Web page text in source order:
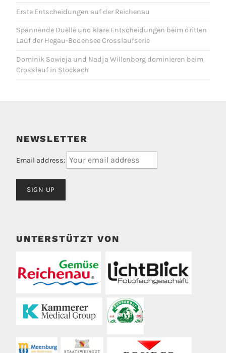
Erste Entscheidungen auf der Reichenau
Spannende Duelle und klare Entscheidungen beim dritten
Lauf der Hegau-Bodensee Crosslaufserie
Dominik Sowieja und Nadja Willenborg dominieren beim
Crosslauf in Stockach
NEWSLETTER
Email address:
UNTERSTÜTZT VON